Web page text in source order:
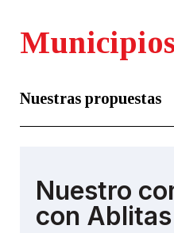
Nuestras propuestas
Nuestro
con Ablitas